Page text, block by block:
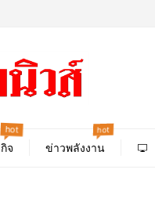
จ
hot
ข่าวพลังงาน
hot